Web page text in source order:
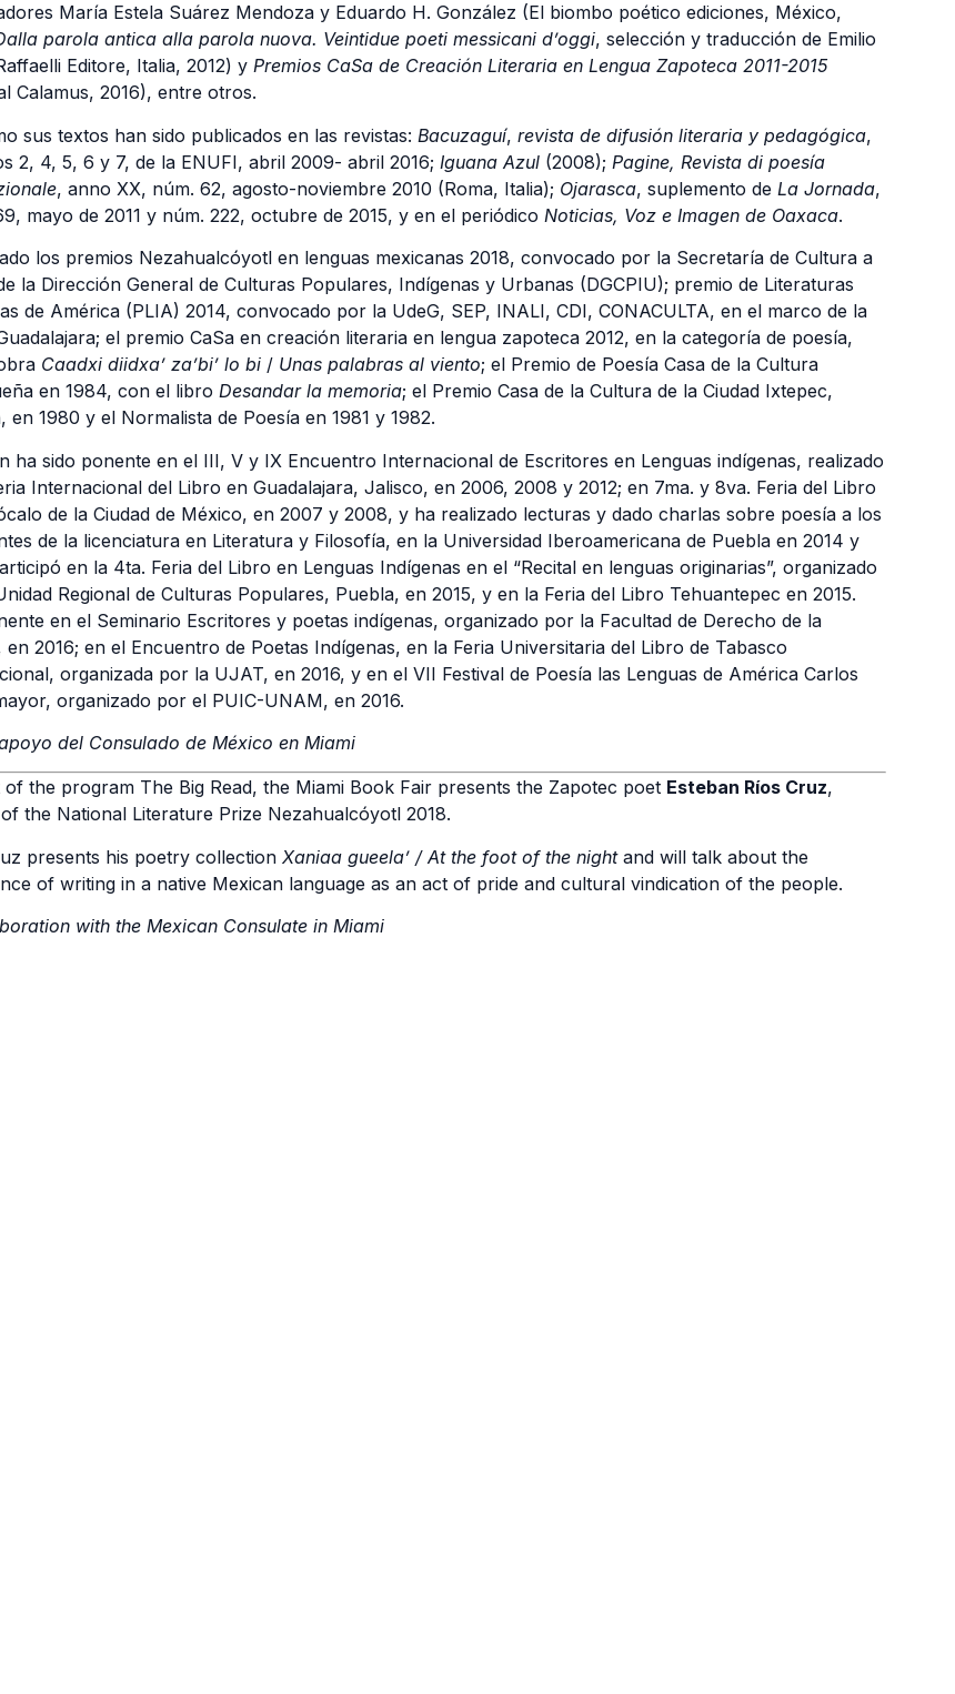
María Estela Suárez Mendoza y Eduardo H. González (El biombo poético ediciones, México,
parola antica alla parola nuova. Veintidue poeti messicani d’oggi, selección y traducción de Emilio
Editore, Italia, 2012) y Premios CaSa de Creación Literaria en Lengua Zapoteca 2011-2015
Calamus, 2016), entre otros.
sus textos han sido publicados en las revistas: Bacuzaguí, revista de difusión literaria y pedagógica,
2, 4, 5, 6 y 7, de la ENUFI, abril 2009- abril 2016; Iguana Azul (2008); Pagine, Revista di poesía
, anno XX, núm. 62, agosto-noviembre 2010 (Roma, Italia); Ojarasca, suplemento de La Jornada,
mayo de 2011 y núm. 222, octubre de 2015, y en el periódico Noticias, Voz e Imagen de Oaxaca.
los premios Nezahualcóyotl en lenguas mexicanas 2018, convocado por la Secretaría de Cultura a
la Dirección General de Culturas Populares, Indígenas y Urbanas (DGCPIU); premio de Literaturas
de América (PLIA) 2014, convocado por la UdeG, SEP, INALI, CDI, CONACULTA, en el marco de la
el premio CaSa en creación literaria en lengua zapoteca 2012, en la categoría de poesía,
Caadxi diidxa’ za’bi’ lo bi / Unas palabras al viento; el Premio de Poesía Casa de la Cultura
en 1984, con el libro Desandar la memoria; el Premio Casa de la Cultura de la Ciudad Ixtepec,
en 1980 y el Normalista de Poesía en 1981 y 1982.
ha sido ponente en el III, V y IX Encuentro Internacional de Escritores en Lenguas indígenas, realizado
Internacional del Libro en Guadalajara, Jalisco, en 2006, 2008 y 2012; en 7ma. y 8va. Feria del Libro
de la Ciudad de México, en 2007 y 2008, y ha realizado lecturas y dado charlas sobre poesía a los
de la licenciatura en Literatura y Filosofía, en la Universidad Iberoamericana de Puebla en 2014 y
en la 4ta. Feria del Libro en Lenguas Indígenas en el “Recital en lenguas originarias”, organizado
Regional de Culturas Populares, Puebla, en 2015, y en la Feria del Libro Tehuantepec en 2015.
en el Seminario Escritores y poetas indígenas, organizado por la Facultad de Derecho de la
en 2016; en el Encuentro de Poetas Indígenas, en la Feria Universitaria del Libro de Tabasco
organizada por la UJAT, en 2016, y en el VII Festival de Poesía las Lenguas de América Carlos
organizado por el PUIC-UNAM, en 2016.
del Consulado de México en Miami
the program The Big Read, the Miami Book Fair presents the Zapotec poet Esteban Ríos Cruz,
the National Literature Prize Nezahualcóyotl 2018.
presents his poetry collection Xaniaa gueela’ / At the foot of the nightand will talk about the
of writing in a native Mexican language as an act of pride and cultural vindication of the people.
with the Mexican Consulate in Miami